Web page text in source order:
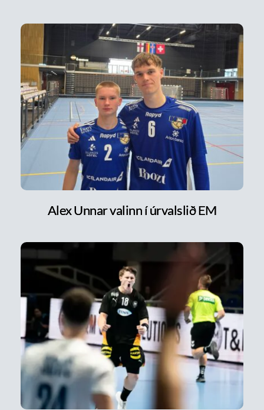
Alex Unnar valinn í úrvalslið EM